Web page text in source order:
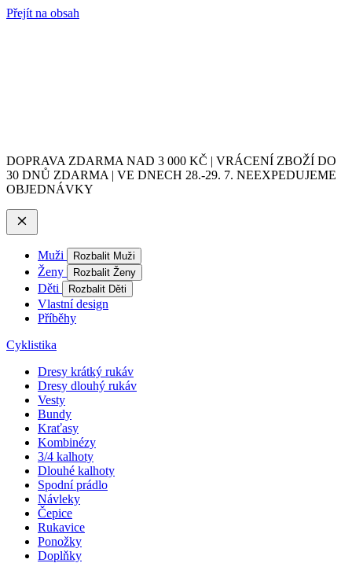
Přejít na obsah
DOPRAVA ZDARMA NAD 3 000 KČ | VRÁCENÍ ZBOŽÍ DO
30 DNŮ ZDARMA | VE DNECH 28.-29. 7. NEEXPEDUJEME
OBJEDNÁVKY
Muži Rozbalit Muži
Ženy Rozbalit Ženy
Děti Rozbalit Děti
Vlastní design
Příběhy
Cyklistika
Dresy krátký rukáv
Dresy dlouhý rukáv
Vesty
Bundy
Kraťasy
Kombinézy
3/4 kalhoty
Dlouhé kalhoty
Spodní prádlo
Návleky
Čepice
Rukavice
Ponožky
Doplňky